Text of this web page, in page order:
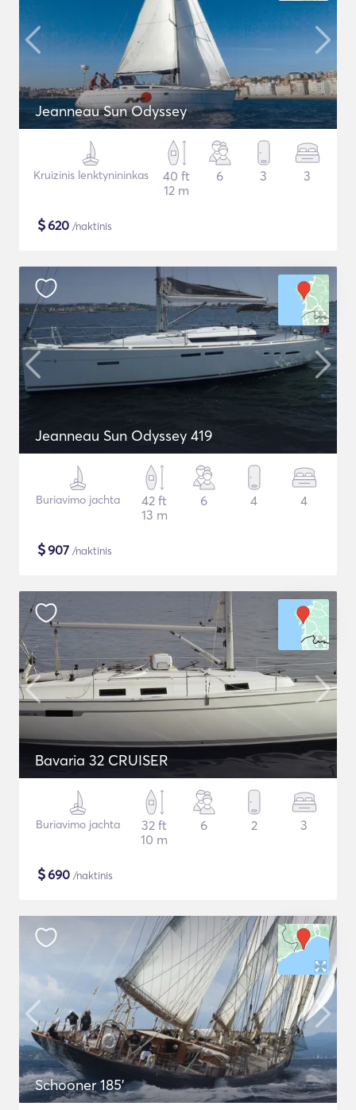
Jeanneau Sun Odyssey
Kruizinis lenktynininkas
40 ft
12 m
6 3 3
$620 /naktinis
Jeanneau Sun Odyssey 419
Buriavimo jachta
42 ft
13 m
6 4 4
$907 /naktinis
Bavaria 32 CRUISER
Buriavimo jachta
32 ft
10 m
6 2 3
$690 /naktinis
Schooner 185'